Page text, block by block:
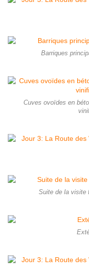
Barriques
Cuves ovoïdes en
Suite de la visite